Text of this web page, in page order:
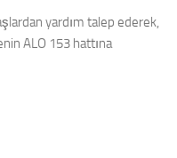
yardım talep ederek,
ALO 153 hattına